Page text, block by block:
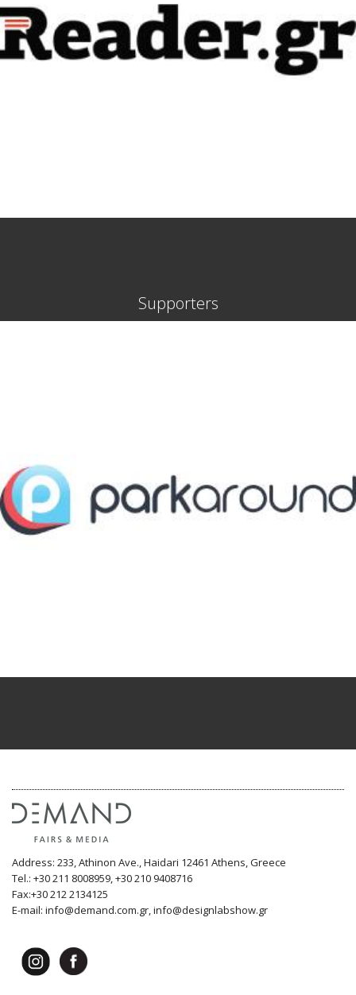
Supporters
Address: 233, Athinon Ave., Haidari 12461 Athens, Greece
Tel.: +30 211 8008959, +30 210 9408716
Fax:+30 212 2134125
E-mail: info@demand.com.gr, info@designlabshow.gr